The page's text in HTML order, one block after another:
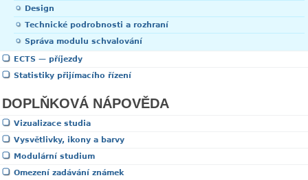
Design
Technické podrobnosti a rozhraní
Správa modulu schvalování
ECTS — příjezdy
Statistiky přijímacího řízení
DOPLŇKOVÁ NÁPOVĚDA
Vizualizace studia
Vysvětlivky, ikony a barvy
Modulární studium
Omezení zadávání známek